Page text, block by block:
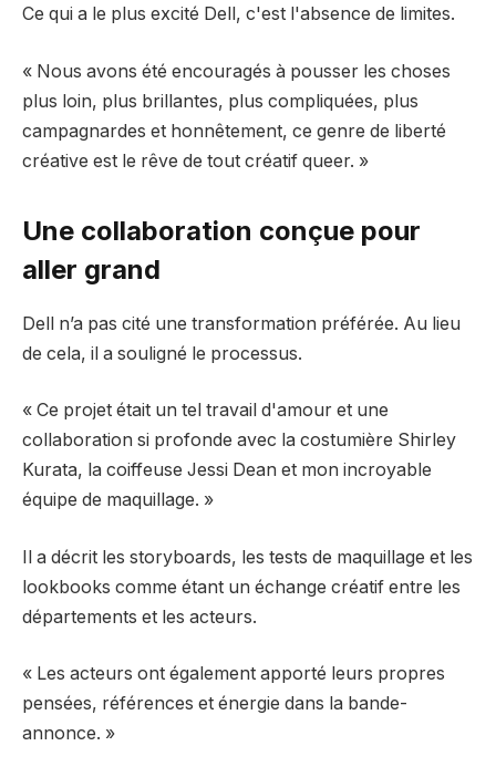
Ce qui a le plus excité Dell, c'est l'absence de limites.
« Nous avons été encouragés à pousser les choses
plus loin, plus brillantes, plus compliquées, plus
campagnardes et honnêtement, ce genre de liberté
créative est le rêve de tout créatif queer. »
Une collaboration conçue pour
aller grand
Dell n’a pas cité une transformation préférée. Au lieu
de cela, il a souligné le processus.
« Ce projet était un tel travail d'amour et une
collaboration si profonde avec la costumière Shirley
Kurata, la coiffeuse Jessi Dean et mon incroyable
équipe de maquillage. »
Il a décrit les storyboards, les tests de maquillage et les
lookbooks comme étant un échange créatif entre les
départements et les acteurs.
« Les acteurs ont également apporté leurs propres
pensées, références et énergie dans la bande-
annonce. »